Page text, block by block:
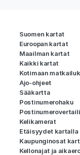
Suomen kartat
Euroopan kartat
Maailman kartat
Kaikki kartat
Kotimaan
Ajo-ohjeet
Sääkartta
Postinumerohaku
Kelikamerat
Etäisyydet kartalla
Kaupunginosat
Kellonajat ja